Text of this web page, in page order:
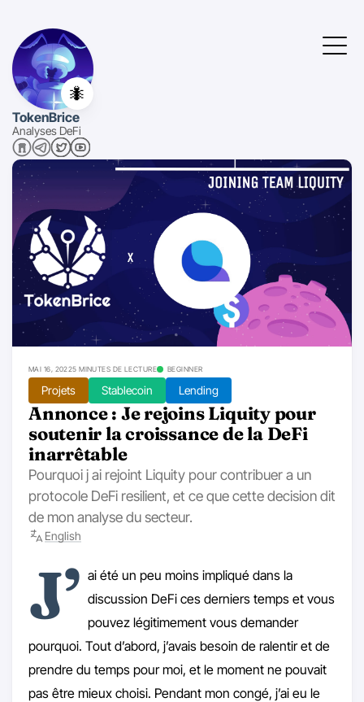
🐜
TokenBrice
Analyses DeFi
Projets Stablecoin Lending
MAI 16, 20225 MINUTES DE LECTURE BEGINNER
Annonce : Je rejoins Liquity pour
soutenir la croissance de la DeFi
inarrêtable
Pourquoi j ai rejoint Liquity pour contribuer a un
protocole DeFi resilient, et ce que cette decision dit
de mon analyse du secteur.
English
J’ ai été un peu moins impliqué dans la
discussion DeFi ces derniers temps et vous
pouvez légitimement vous demander
pourquoi. Tout d’abord, j’avais besoin de ralentir et de
prendre du temps pour moi, et le moment ne pouvait
pas être mieux choisi. Pendant mon congé, j’ai eu le